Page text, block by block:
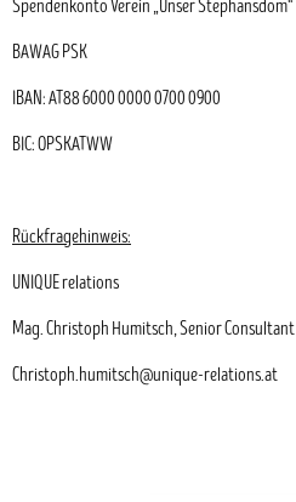
Spendenkonto Verein „Unser Stephansdom“
BAWAG PSK
IBAN: AT88 6000 0000 0700 0900
BIC: OPSKATWW
Rückfragehinweis:
UNIQUE relations
Mag. Christoph Humitsch, Senior Consultant
Christoph.humitsch@unique-relations.at